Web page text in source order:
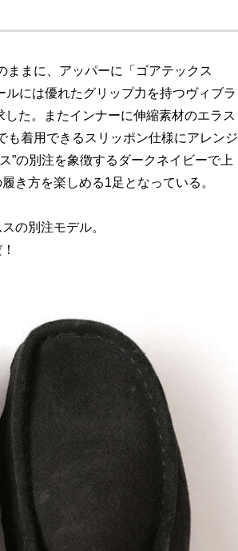
ままに、アッパーに「ゴアテックス
には優れたグリップ力を持つヴィブラ
た。またインナーに伸縮素材のエラス
も着用できるスリッポン仕様にアレンジ
”の別注を象徴するダークネイビーで上
き方を楽しめる1足となっている。
の別注モデル。